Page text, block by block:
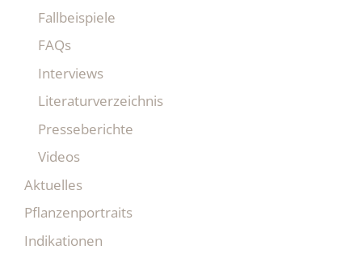
Fallbeispiele
FAQs
Interviews
Literaturverzeichnis
Presseberichte
Videos
Aktuelles
Pflanzenportraits
Indikationen